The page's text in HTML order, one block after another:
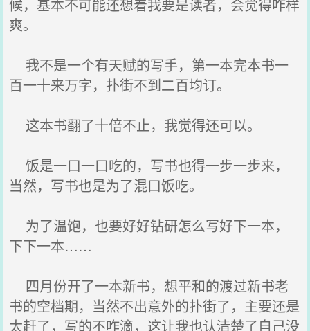
候，基本不可能还想着我要是读者，会觉得咋样
爽。
我不是一个有天赋的写手，第一本完本书一
百一十来万字，扑街不到二百均订。
这本书翻了十倍不止，我觉得还可以。
饭是一口一口吃的，写书也得一步一步来，
当然，写书也是为了混口饭吃。
为了温饱，也要好好钻研怎么写好下一本，
下下一本……
四月份开了一本新书，想平和的渡过新书老
书的空档期，当然不出意外的扑街了，主要还是
太赶了，写的不咋滴，这让我也认清楚了自己没